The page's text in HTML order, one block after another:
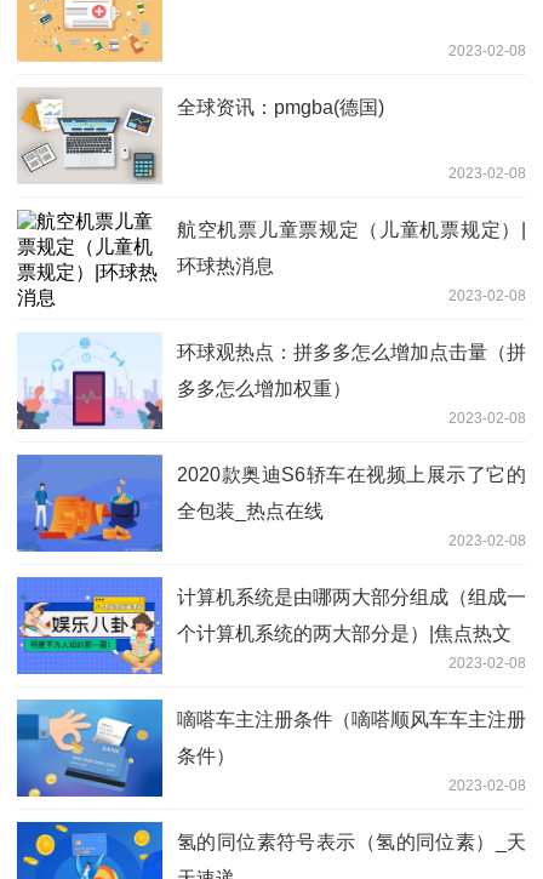
2023-02-08
全球资讯：pmgba(德国)
2023-02-08
航空机票儿童票规定（儿童机票规定）|
环球热消息
2023-02-08
环球观热点：拼多多怎么增加点击量（拼
多多怎么增加权重）
2023-02-08
2020款奥迪S6轿车在视频上展示了它的
全包装_热点在线
2023-02-08
计算机系统是由哪两大部分组成（组成一
个计算机系统的两大部分是）|焦点热文
2023-02-08
嘀嗒车主注册条件（嘀嗒顺风车车主注册
条件）
2023-02-08
氢的同位素符号表示（氢的同位素）_天